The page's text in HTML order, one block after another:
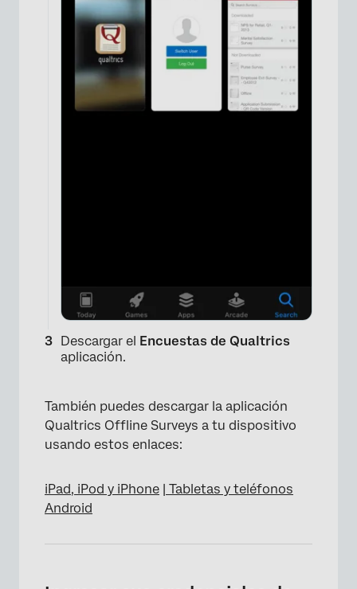
Descargar el Encuestas de Qualtrics
aplicación.
También puedes descargar la aplicación
Qualtrics Offline Surveys a tu dispositivo
usando estos enlaces:
iPad, iPod y iPhone
Tabletas y teléfonos
Android